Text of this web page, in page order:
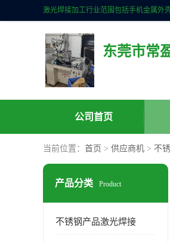
东莞市常
公司首页
当前位置： 首页 > 供应商机 > 不
产品分类 Product
不锈钢产品激光焊接